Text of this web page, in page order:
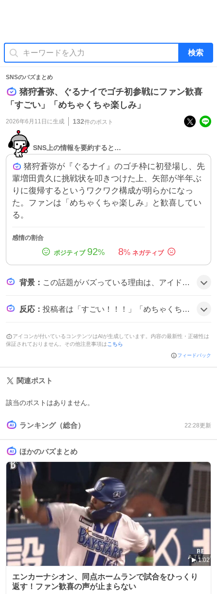
検索
SNSのバズまとめ
猪狩蒼弥、ぐるナイでゴチ初参戦にファン歓喜
「すごい」「めちゃくちゃ楽しみ」
2026年6月11日 に生成 132件のポスト
SNS上の情報を要約すると…
猪狩蒼弥が『ぐるナイ』のゴチ枠に初登場し、先
輩増田貴久に挑戦状を叩きつけた上、矢部が半年ぶ
りに復帰するというワクワク構成が明らかになっ
た。ファンは「めちゃくちゃ楽しみ」と歓喜してい
る。
感情の割合
92% 8%
背景 ： この話題がバズっている理由は、アイドルグループKEY TO LITの猪狩蒼弥がテレビ初のゴチ出演という大きな節目を迎えることと、増田貴久や矢部といったベテラン芸人との掛け合いが期待される点にある。SNSで「すごい」「楽しみ」などの声が広がり、注目が集まっているようだ。
反応 ： 投稿者は「すごい！！！」「めちゃくちゃ楽しみ～」と期待を表し、「ゴチに出るの？！すごっっっ」や「ゴチ初参戦おめでとーーー！！」と祝福の声が多数見られ、全体的にテンションが上がっている様子だ。
アイコンが付いているコンテンツはAIが生成しています。内容の最新性・正確性は
保証されておりません。その他注意事項は こちら
フィードバック
関連ポスト
該当のポストはありません。
ランキング（総合） 22:28更新
ほかのバズまとめ
1:02
エンカーナシオン、同点ホームランで試合をひっくり
返す！ファン歓喜の声が止まらない